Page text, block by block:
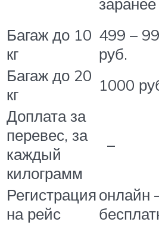
Багаж до 10
кг
499 –
руб.
Багаж до 20
кг
1000
Доплата за
перевес, за
каждый
килограмм
–
Регистрация
на рейс
онлайн